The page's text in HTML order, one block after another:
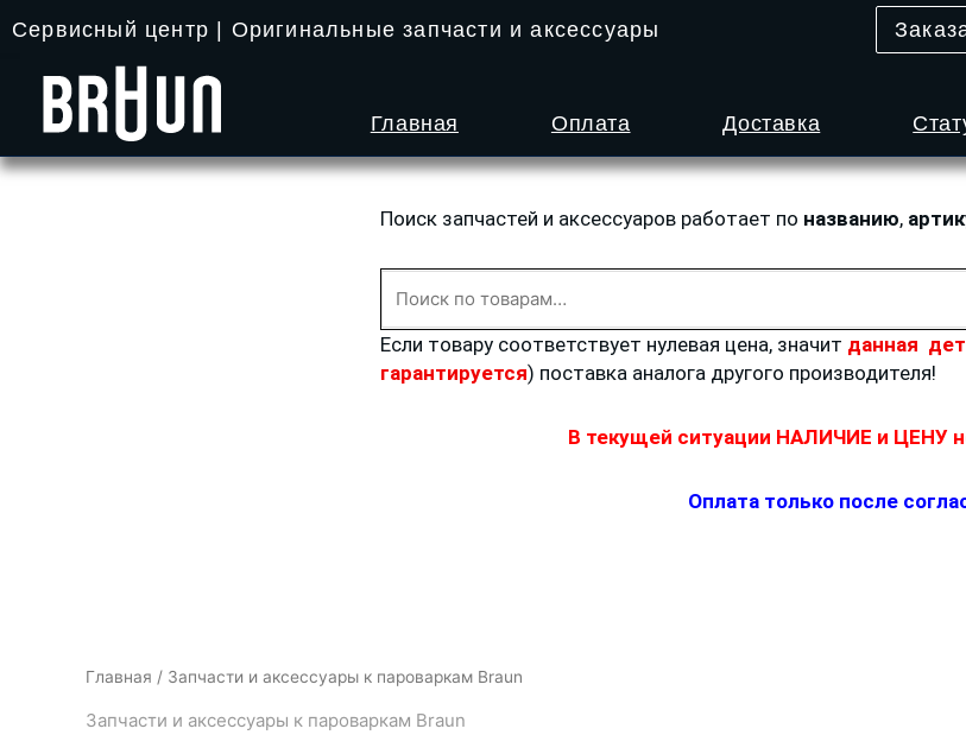
содержимому
Сервисный центр | Оригинальные запчасти и аксессуары
Главная Оплата Доставка
Поиск запчастей и аксессуаров работает по названию,
Если товару соответствует нулевая цена, значит данная
гарантируется) поставка аналога другого производителя!
В текущей ситуации НАЛИЧИЕ и ЦЕНУ
Оплата только после
Главная / Запчасти и аксессуары к пароваркам Braun
Запчасти и аксессуары к пароваркам Braun